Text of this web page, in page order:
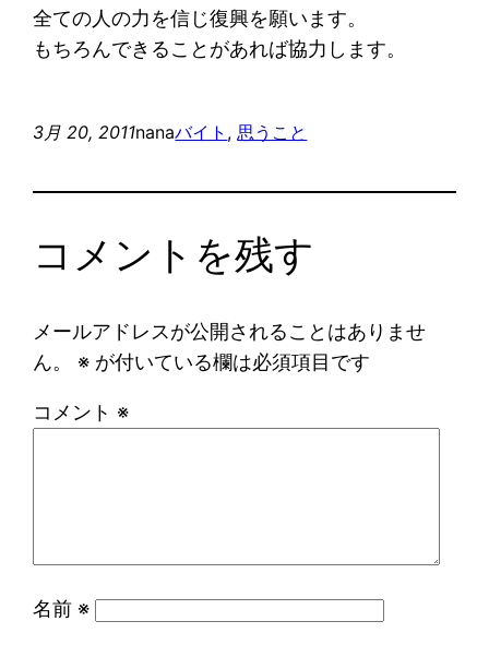
全ての人の力を信じ復興を願います。
もちろんできることがあれば協力します。
3月 20, 2011nanaバイト , 思うこと
コメントを残す
メールアドレスが公開されることはありませ
ん。
※ が付いている欄は必須項目です
コメント ※
名前 ※